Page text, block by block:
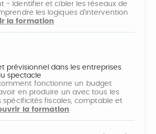
- Identifier et cibler les réseaux de
les logiques d’intervention
la formation
prévisionnel dans les entreprises
spectacle
fonctionne un budget
en produire un avec tous les
spécificités fiscales, comptable et
la formation